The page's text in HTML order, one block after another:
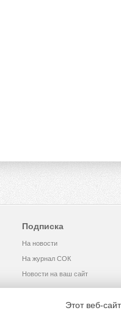
Подписка
На новости
На журнал СОК
Новости на ваш сайт
Этот веб-